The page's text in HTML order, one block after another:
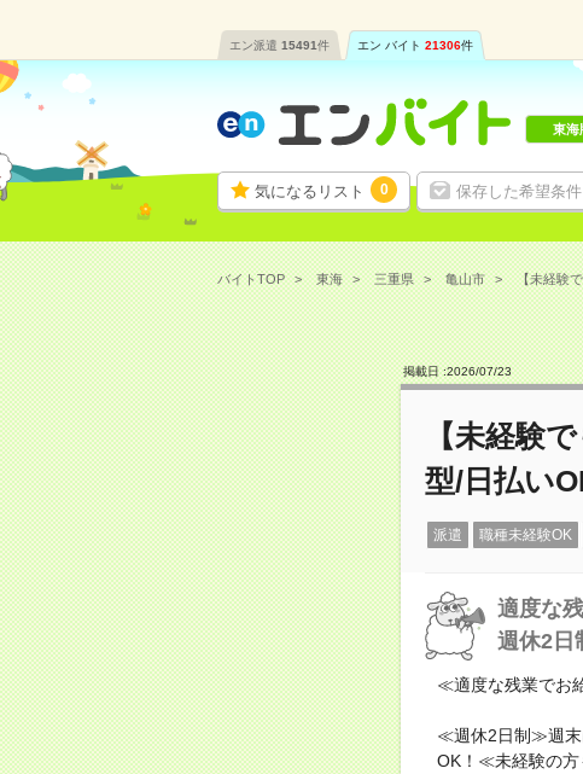
エン派遣 15491件 エン バイト 21306件
気になるリスト 0 保存した希望条件
東海
バイトTOP 東海 三重県 亀山市 【未経験
掲載日 :2026/07/23
【未経験
型/日払い
派遣 職種未経験OK
適度な
週休2日
≪適度な残業でお
≪週休2日制≫週末
OK！≪未経験の方